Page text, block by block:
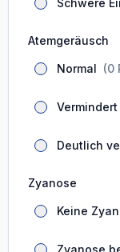
Schwere
Atemgeräusch
Normal (0
Vermindert
Deutlich
Zyanose
Keine
Zyanose